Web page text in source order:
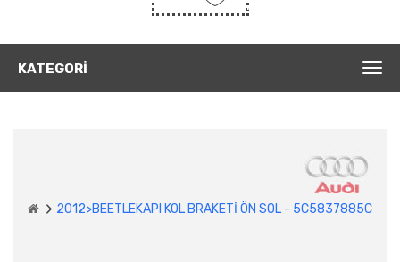
Listem
KATEGORI
2012>BEETLEKAPI KOL BRAKETİ ÖN SOL - 5C5837885C